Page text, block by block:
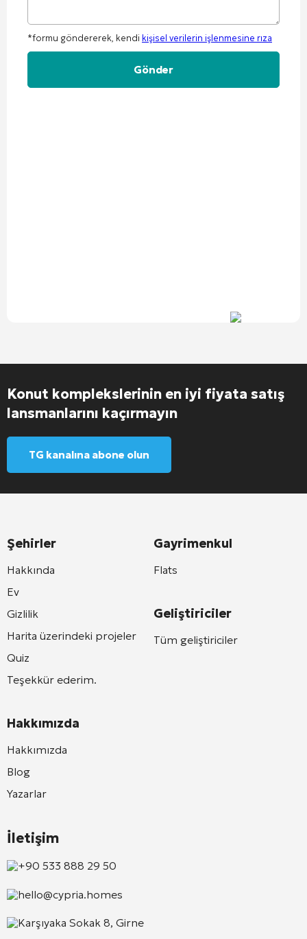
*formu göndererek, kendi kişisel verilerin işlenmesine rıza
Konut komplekslerinin en iyi fiyata satış
lansmanlarını kaçırmayın
TG kanalına abone olun
Şehirler
Hakkında
Ev
Gizlilik
Harita üzerindeki projeler
Quiz
Teşekkür ederim.
Hakkımızda
Hakkımızda
Blog
Yazarlar
Gayrimenkul
Flats
Geliştiriciler
Tüm geliştiriciler
İletişim
+90 533 888 29 50
hello@cypria.homes
Karşıyaka Sokak 8, Girne